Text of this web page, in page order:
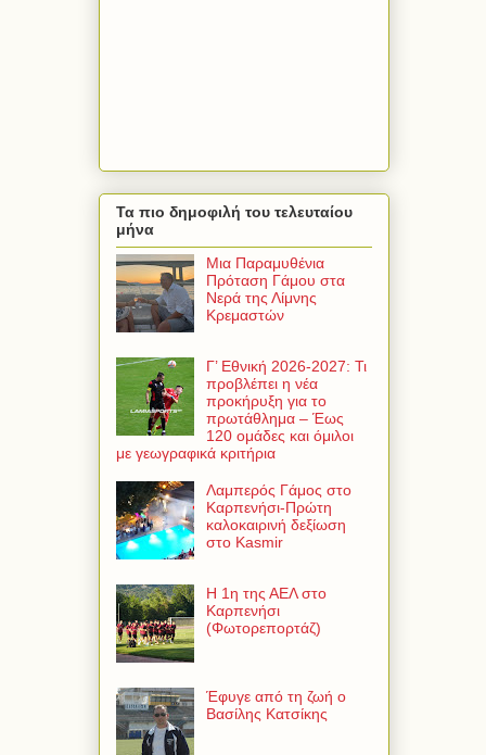
Τα πιο δημοφιλή του τελευταίου
μήνα
Μια Παραμυθένια
Πρόταση Γάμου στα
Νερά της Λίμνης
Κρεμαστών
Γ’ Εθνική 2026-2027: Τι
προβλέπει η νέα
προκήρυξη για το
πρωτάθλημα – Έως
120 ομάδες και όμιλοι
με γεωγραφικά κριτήρια
Λαμπερός Γάμος στο
Καρπενήσι-Πρώτη
καλοκαιρινή δεξίωση
στο Kasmir
Η 1η της ΑΕΛ στο
Καρπενήσι
(Φωτορεπορτάζ)
Έφυγε από τη ζωή ο
Βασίλης Κατσίκης